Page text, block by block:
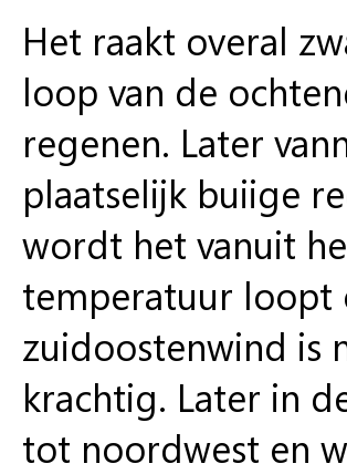
Het raakt overal
loop van de
regenen. Later
plaatselijk buiige
wordt het vanuit
temperatuur loopt
zuidoostenwind is
krachtig. Later in
tot noordwest en